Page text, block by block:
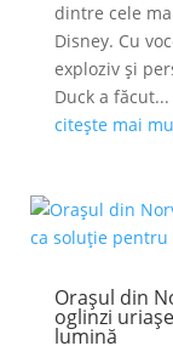
dintre cele
Disney. Cu
exploziv și
Duck a făcut...
citește mai
Orașul din
oglinzi
lumină